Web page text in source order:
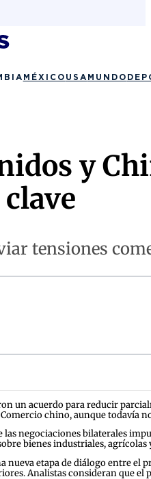
MÉXICO USA MUNDO
y
tensiones
un acuerdo para reducir
chino, aunque todavía
negociaciones bilaterales
bienes industriales,
nueva etapa de diálogo entre
Analistas consideran que